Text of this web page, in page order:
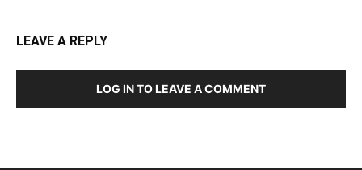
LEAVE A REPLY
LOG IN TO LEAVE A COMMENT